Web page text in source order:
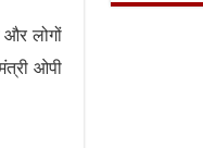
और लोगों
ओपी